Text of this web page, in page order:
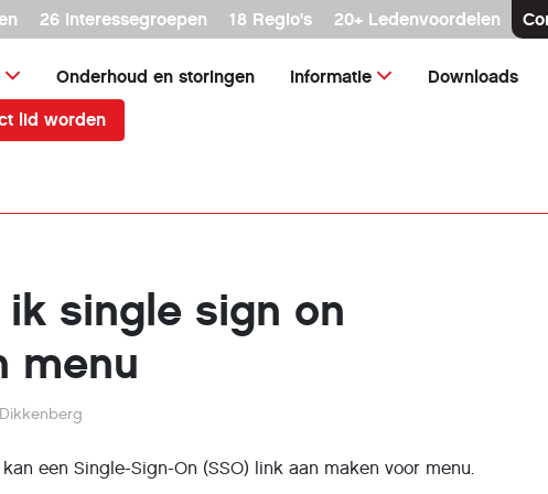
26 interessegroepen 18 Regio's 20+ Ledenvoordelen
Onderhoud en storingen Informatie Downloads
lid worden
single sign on
menu
een Single-Sign-On (SSO) link aan maken voor menu.